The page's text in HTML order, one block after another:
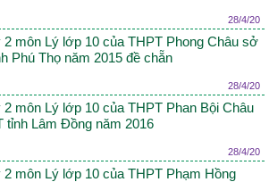
28/4/20
môn Lý lớp 10 của THPT Phong Châu sở
Phú Thọ năm 2015 đề chẵn
28/4/20
môn Lý lớp 10 của THPT Phan Bội Châu
Lâm Đồng năm 2016
28/4/20
môn Lý lớp 10 của THPT Phạm Hồng